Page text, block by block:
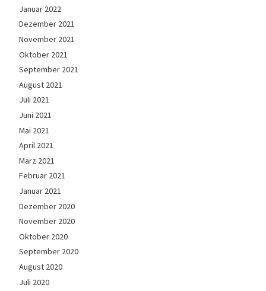
Januar 2022
Dezember 2021
November 2021
Oktober 2021
September 2021
August 2021
Juli 2021
Juni 2021
Mai 2021
April 2021
März 2021
Februar 2021
Januar 2021
Dezember 2020
November 2020
Oktober 2020
September 2020
August 2020
Juli 2020